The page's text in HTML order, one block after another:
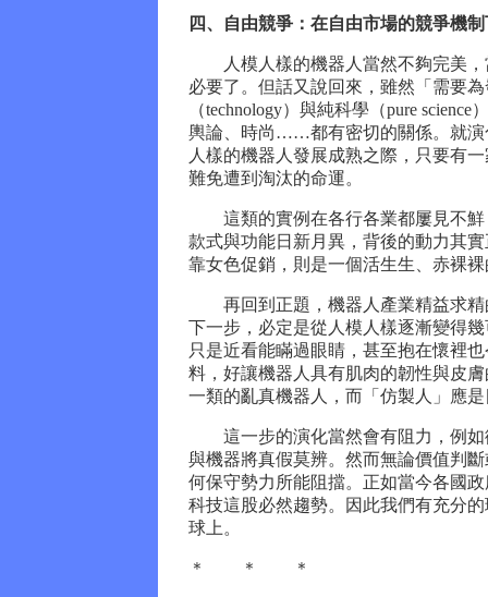
四、自由競爭：在自由市場的競爭機
人模人樣的機器人當然不夠完美，
必要了。但話又說回來，雖然「需要
（technology）與純科學（pure
輿論、時尚……都有密切的關係。就演
人樣的機器人發展成熟之際，只要有
難免遭到淘汰的命運。
這類的實例在各行各業都屢見不鮮
款式與功能日新月異，背後的動力其
靠女色促銷，則是一個活生生、赤裸
再回到正題，機器人產業精益求精
下一步，必定是從人模人樣逐漸變得
只是近看能瞞過眼睛，甚至抱在懷裡
料，好讓機器人具有肌肉的韌性與皮
一類的亂真機器人，而「仿製人」應
這一步的演化當然會有阻力，例如
與機器將真假莫辨。然而無論價值判
何保守勢力所能阻擋。正如當今各國
科技這股必然趨勢。因此我們有充分
球上。
＊ ＊ ＊